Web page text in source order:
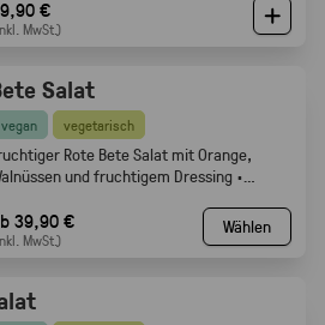
€
MwSt.)
Salat
vegan vegetarisch
Rote Bete Salat mit Orange,
und fruchtigem Dressing ·
39,90 €
MwSt.)
Wählen